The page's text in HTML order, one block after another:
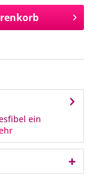
ein